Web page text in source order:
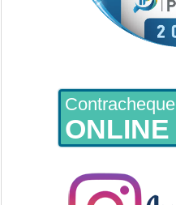
Contracheque
ONLINE